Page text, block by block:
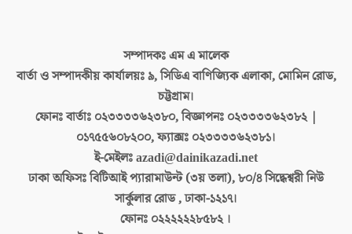
সম্পাদকঃএম এ মালেক
বার্তা ও সম্পাদকীয় কার্যালয়ঃ৯, সিডিএ বাণিজ্যিক এলাকা, মোমিন রোড,
চট্টগ্রাম।
ফোনঃ বার্তাঃ ০২৩৩৩৩৬২৩৮০, বিজ্ঞাপনঃ ০২৩৩৩৩৬২৩৮২ |
০১৭৫৫৬০৮২০০, ফ্যাক্সঃ ০২৩৩৩৩৬২৩৮১।
ই-মেইলঃazadi@dainikazadi.net
ঢাকা অফিসঃবিটিআই প্যারামাউন্ট (৩য় তলা), ৮০/৪ সিদ্ধেশ্বরী নিউ
সার্কুলার রোড , ঢাকা-১২১৭।
ফোনঃ ০২২২২২২৮৫৮২ ।